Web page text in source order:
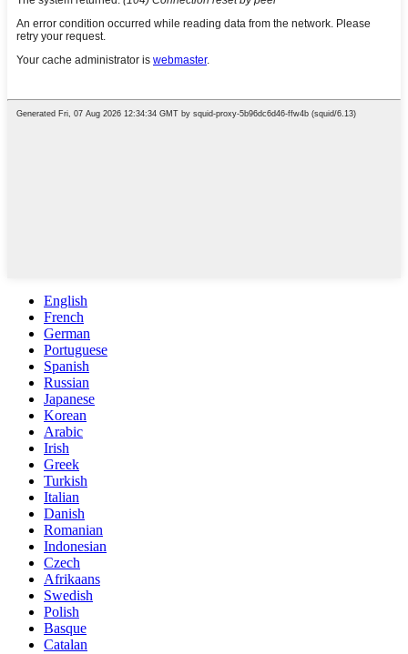
English
French
German
Portuguese
Spanish
Russian
Japanese
Korean
Arabic
Irish
Greek
Turkish
Italian
Danish
Romanian
Indonesian
Czech
Afrikaans
Swedish
Polish
Basque
Catalan